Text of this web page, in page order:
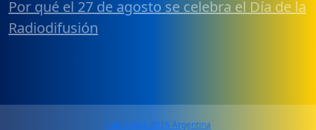
Por qué el 27 de agosto se celebra el Día de la
Radiodifusión
Calendario 2026 Argentina